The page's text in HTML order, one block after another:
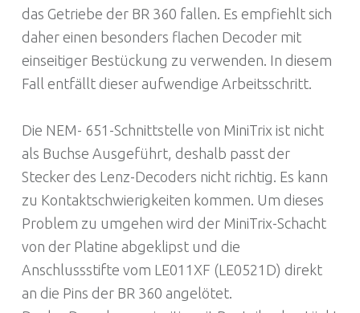
das Getriebe der BR 360 fallen. Es empfiehlt sich
daher einen besonders flachen Decoder mit
einseitiger Bestückung zu verwenden. In diesem
Fall entfällt dieser aufwendige Arbeitsschritt.
Die NEM- 651-Schnittstelle von MiniTrix ist nicht
als Buchse Ausgeführt, deshalb passt der
Stecker des Lenz-Decoders nicht richtig. Es kann
zu Kontaktschwierigkeiten kommen. Um dieses
Problem zu umgehen wird der MiniTrix-Schacht
von der Platine abgeklipst und die
Anschlussstifte vom LE011XF (LE0521D) direkt
an die Pins der BR 360 angelötet.